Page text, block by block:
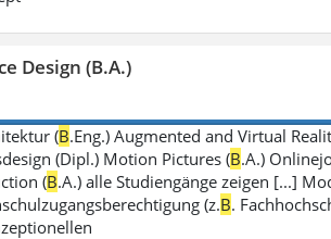
Design (B.A.)
(B.Eng.) Augmented and Virtual
(Dipl.) Motion Pictures (B.A.)
(B.A.) alle Studiengänge zeigen [...]
(z.B.